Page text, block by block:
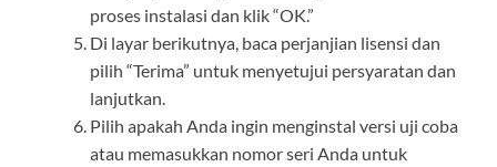
proses instalasi dan klik “OK.”
Di layar berikutnya, baca perjanjian lisensi dan
pilih “Terima” untuk menyetujui persyaratan dan
lanjutkan.
Pilih apakah Anda ingin menginstal versi uji coba
atau memasukkan nomor seri Anda untuk